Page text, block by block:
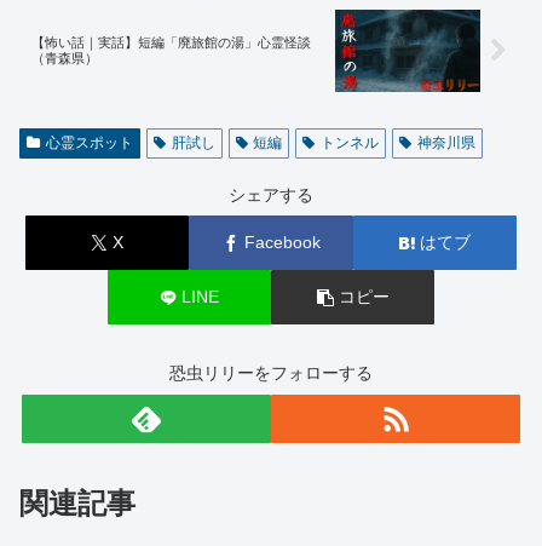
【怖い話｜実話】短編「廃旅館の湯」心霊怪談
（青森県）
心霊スポット 肝試し 短編 トンネル 神奈川県
シェアする
X Facebook はてブ
LINE コピー
恐虫リリーをフォローする
関連記事